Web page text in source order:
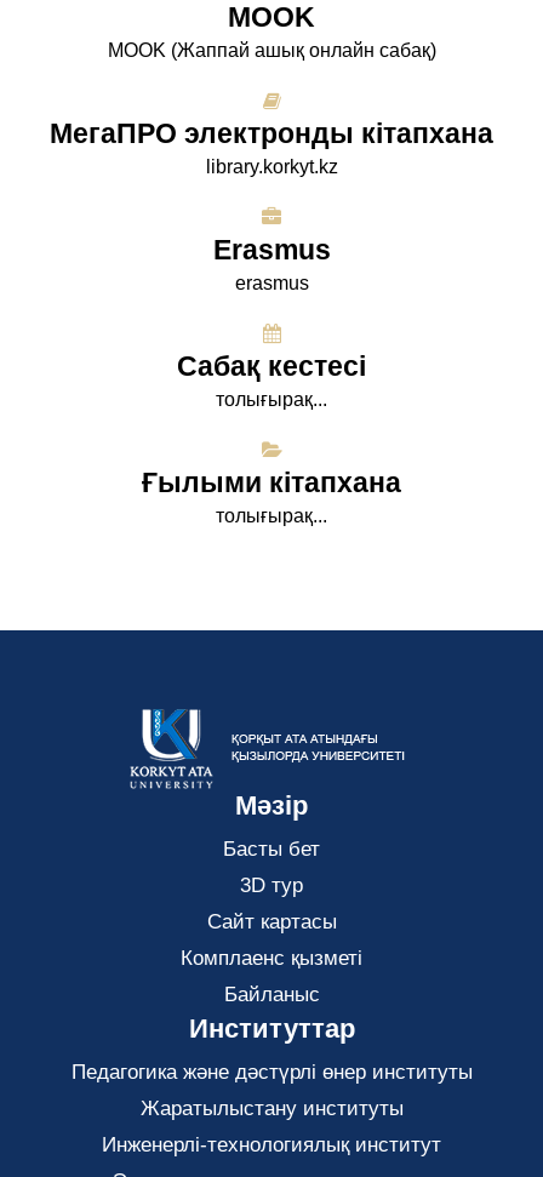
МООK
МООK (Жаппай ашық онлайн сабақ)
МегаПРО электронды кітапхана
library.korkyt.kz
Erasmus
erasmus
Сабақ кестесі
толығырақ...
Ғылыми кітапхана
толығырақ...
Мәзір
Басты бет
3D тур
Сайт картасы
Комплаенс қызметі
Байланыс
Институттар
Педагогика және дәстүрлі өнер институты
Жаратылыстану институты
Инженерлі-технологиялық институт